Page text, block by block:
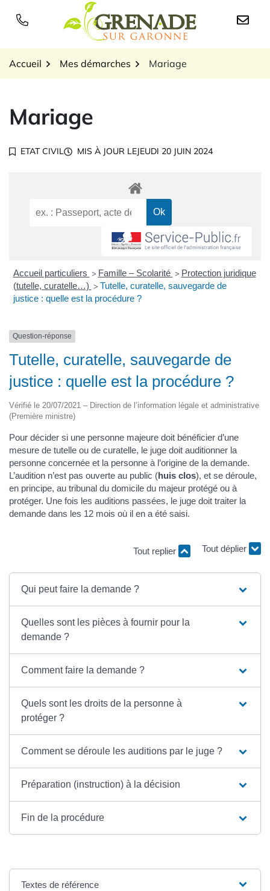
Logo Grenade sur
Accueil Mes démarches Mariage
Mariage
ETAT CIVIL MIS À JOUR LEJEUDI 20 JUIN 2024
Accueil particuliers > Famille – Scolarité > Protection juridique
(tutelle, curatelle…) > Tutelle, curatelle, sauvegarde de
justice : quelle est la procédure ?
Question-réponse
Tutelle, curatelle, sauvegarde de
justice : quelle est la procédure ?
Vérifié le 20/07/2021 – Direction de l’information légale et administrative
(Première ministre)
Pour décider si une personne majeure doit bénéficier d’une
mesure de tutelle ou de curatelle, le juge doit auditionner la
personne concernée et la personne à l’origine de la demande.
L’audition n’est pas ouverte au public (huis clos), et se déroule,
en principe, au tribunal du domicile du majeur protégé ou à
protéger. Une fois les auditions passées, le juge doit traiter la
demande dans les 12 mois où il en a été saisi.
Tout replier Tout déplier
Qui peut faire la demande ?
Quelles sont les pièces à fournir pour la
demande ?
Comment faire la demande ?
Quels sont les droits de la personne à
protéger ?
Comment se déroule les auditions par le juge ?
Préparation (instruction) à la décision
Fin de la procédure
Textes de référence